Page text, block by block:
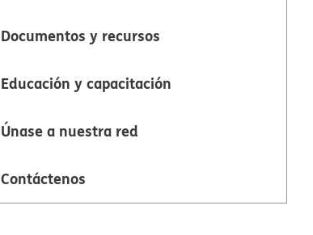
Documentos y recursos​​
Educación y capacitación​​
Únase a nuestra red​​
Contáctenos​​